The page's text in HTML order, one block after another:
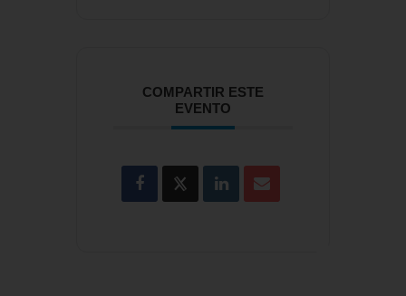
COMPARTIR ESTE
EVENTO